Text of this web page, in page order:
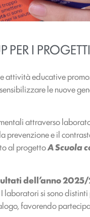
I
attività educative
le nuove
attraverso
prevenzione e il
al progettoA Scuola
dell’anno
laboratori si sono
favorendo